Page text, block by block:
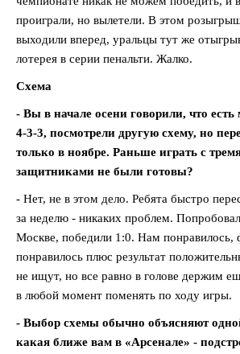
проиграли, но вылетели. В этом
выходили вперед, уральцы тут же
лотерея в серии пенальти. Жалко.
Схема
- Вы в начале осени говорили, что
4-3-3, посмотрели другую схему, но
только в ноябре. Раньше играть с
защитниками не были готовы?
- Нет, не в этом дело. Ребята быстро
за неделю - никаких проблем.
Москве, победили 1:0. Нам понравилось,
понравилось плюс результат
не ищут, но все равно в голове держим
в любой момент поменять по ходу игры.
- Выбор схемы обычно объясняют
какая ближе вам в «Арсенале» -